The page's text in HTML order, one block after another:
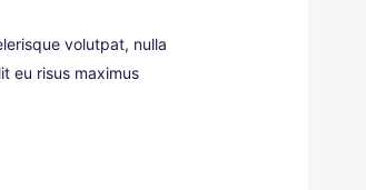
volutpat, nulla
eu risus maximus